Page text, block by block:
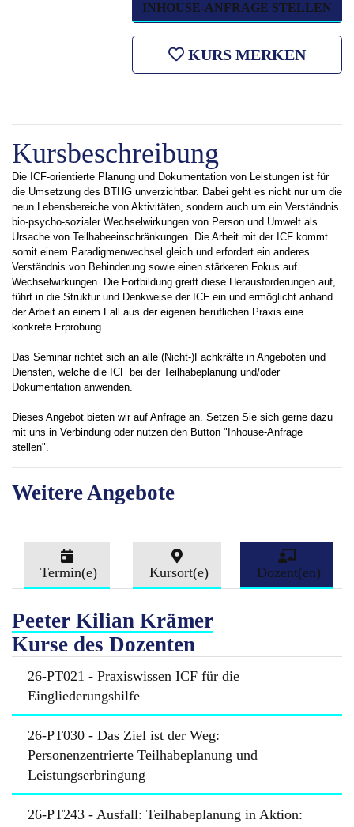
INHOUSE-ANFRAGE STELLEN
KURS MERKEN
Kursbeschreibung
Die ICF-orientierte Planung und Dokumentation von Leistungen ist für
die Umsetzung des BTHG unverzichtbar. Dabei geht es nicht nur um die
neun Lebensbereiche von Aktivitäten, sondern auch um ein Verständnis
bio-psycho-sozialer Wechselwirkungen von Person und Umwelt als
Ursache von Teilhabeeinschränkungen. Die Arbeit mit der ICF kommt
somit einem Paradigmenwechsel gleich und erfordert ein anderes
Verständnis von Behinderung sowie einen stärkeren Fokus auf
Wechselwirkungen. Die Fortbildung greift diese Herausforderungen auf,
führt in die Struktur und Denkweise der ICF ein und ermöglicht anhand
der Arbeit an einem Fall aus der eigenen beruflichen Praxis eine
konkrete Erprobung.
Das Seminar richtet sich an alle (Nicht-)Fachkräfte in Angeboten und
Diensten, welche die ICF bei der Teilhabeplanung und/oder
Dokumentation anwenden.
Dieses Angebot bieten wir auf Anfrage an. Setzen Sie sich gerne dazu
mit uns in Verbindung oder nutzen den Button "Inhouse-Anfrage
stellen".
Weitere Angebote
Termin(e) Kursort(e) Dozent(en)
Peeter Kilian Krämer
Kurse des Dozenten
26-PT021 - Praxiswissen ICF für die
Eingliederungshilfe
26-PT030 - Das Ziel ist der Weg:
Personenzentrierte Teilhabeplanung und
Leistungserbringung
26-PT243 - Ausfall: Teilhabeplanung in Aktion: